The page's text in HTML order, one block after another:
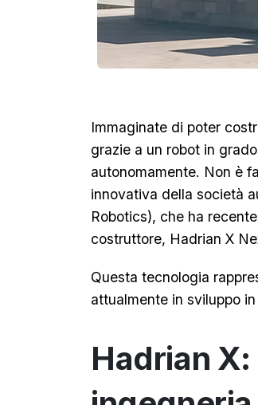
Immaginate di poter
grazie a un robot in
autonomamente. Non è
innovativa della società
Robotics), che ha
costruttore, Hadrian X
Questa tecnologia
attualmente in sviluppo
Hadrian